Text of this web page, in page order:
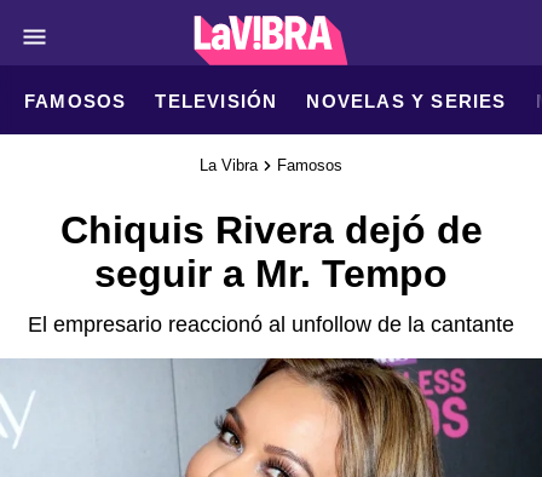
FAMOSOS TELEVISIÓN NOVELAS Y SERIES
La Vibra Famosos
Chiquis Rivera dejó de
seguir a Mr. Tempo
El empresario reaccionó al unfollow de la cantante